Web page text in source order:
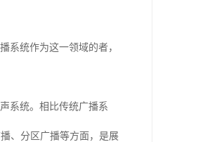
系统作为这一领域的者，
系统。相比传统广播系
、分区广播等方面，是展